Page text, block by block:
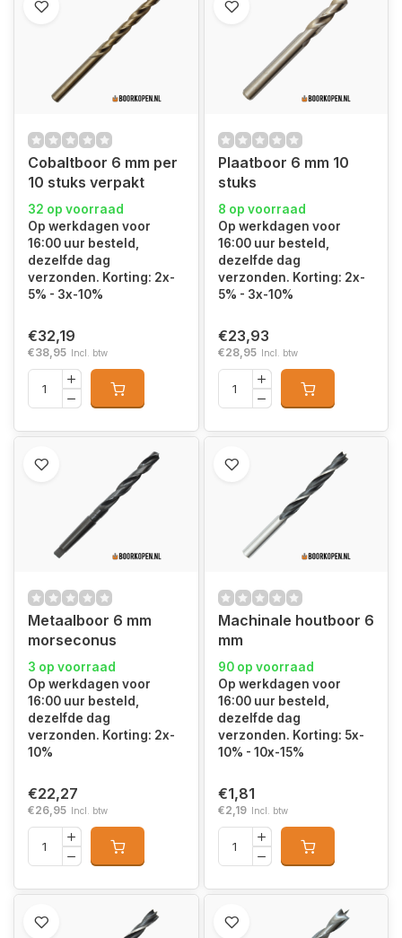
Cobaltboor 6 mm per
10 stuks verpakt
32 op voorraad
Op werkdagen voor
16:00 uur besteld,
dezelfde dag
verzonden. Korting: 2x-
5% - 3x-10%
€32,19
€38,95 Incl. btw
Plaatboor 6 mm 10
stuks
8 op voorraad
Op werkdagen voor
16:00 uur besteld,
dezelfde dag
verzonden. Korting: 2x-
5% - 3x-10%
€23,93
€28,95 Incl. btw
Metaalboor 6 mm
morseconus
3 op voorraad
Op werkdagen voor
16:00 uur besteld,
dezelfde dag
verzonden. Korting: 2x-
10%
€22,27
€26,95 Incl. btw
Machinale houtboor 6
mm
90 op voorraad
Op werkdagen voor
16:00 uur besteld,
dezelfde dag
verzonden. Korting: 5x-
10% - 10x-15%
€1,81
€2,19 Incl. btw